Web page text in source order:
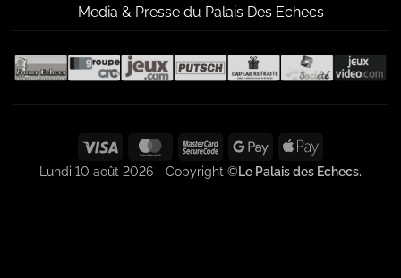
Media & Presse du Palais Des Echecs
Visa MasterCardMasterCard
2
Google
Pay
Apple
Pay
Lundi 10 août 2026 - Copyright ©Le Palais des Echecs.